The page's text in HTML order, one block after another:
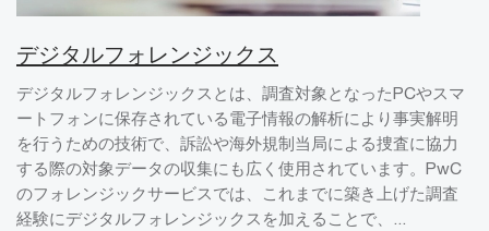
デジタルフォレンジックス
デジタルフォレンジックスとは、調査対象となったPCやスマ
ートフォンに保存されている電子情報の解析により事実解明
を行うための技術で、訴訟や海外規制当局による捜査に協力
する際の対象データの収集にも広く使用されています。PwC
のフォレンジックサービスでは、これまでに築き上げた調査
経験にデジタルフォレンジックスを加えることで、...